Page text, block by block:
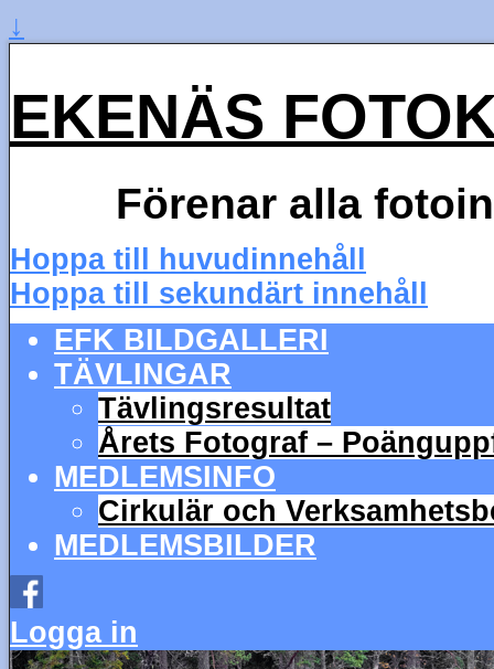
↓
EKENÄS
Förenar alla
Hoppa till huvudinnehåll
Hoppa till sekundärt innehåll
EFK BILDGALLERI
TÄVLINGAR
Tävlingsresultat
Årets Fotograf –
MEDLEMSINFO
Cirkulär och
MEDLEMSBILDER
Logga in